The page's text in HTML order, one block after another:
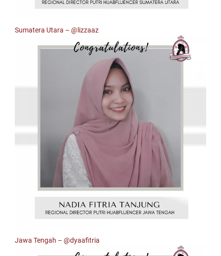
Sumatera Utara – @lizzaaz
Jawa Tengah – @dyaafitria